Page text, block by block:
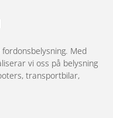
Med
vi oss på belysning
transportbilar,